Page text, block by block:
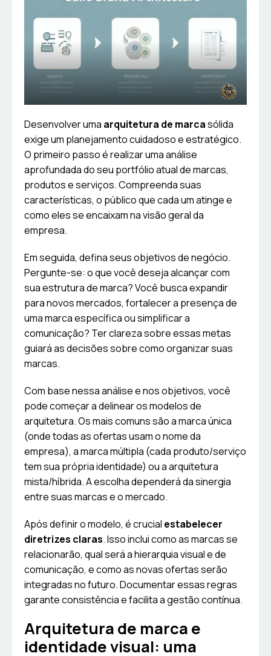
Desenvolver uma arquitetura de marcasólida
exige um planejamento cuidadoso e estratégico.
O primeiro passo é realizar uma análise
aprofundada do seu portfólio atual de marcas,
produtos e serviços. Compreenda suas
características, o público que cada um atinge e
como eles se encaixam na visão geral da
empresa.
Em seguida, defina seus objetivos de negócio.
Pergunte-se: o que você deseja alcançar com
sua estrutura de marca? Você busca expandir
para novos mercados, fortalecer a presença de
uma marca específica ou simplificar a
comunicação? Ter clareza sobre essas metas
guiará as decisões sobre como organizar suas
marcas.
Com base nessa análise e nos objetivos, você
pode começar a delinear os modelos de
arquitetura. Os mais comuns são a marca única
(onde todas as ofertas usam o nome da
empresa), a marca múltipla (cada produto/serviço
tem sua própria identidade) ou a arquitetura
mista/híbrida. A escolha dependerá da sinergia
entre suas marcas e o mercado.
Após definir o modelo, é crucial estabelecer
diretrizes claras. Isso inclui como as marcas se
relacionarão, qual será a hierarquia visual e de
comunicação, e como as novas ofertas serão
integradas no futuro. Documentar essas regras
garante consistência e facilita a gestão contínua.
Arquitetura de marca e
identidade visual: uma